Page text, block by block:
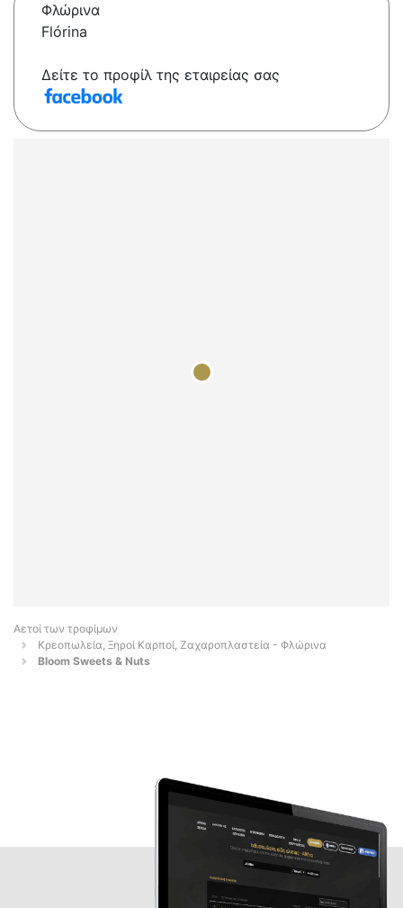
Φλώρινα
Flórina
Δείτε το προφίλ της εταιρείας σας
Αετοί των τροφίμων
Κρεοπωλεία, Ξηροί Καρποί, Ζαχαροπλαστεία - Φλώρινα
Bloom Sweets & Nuts